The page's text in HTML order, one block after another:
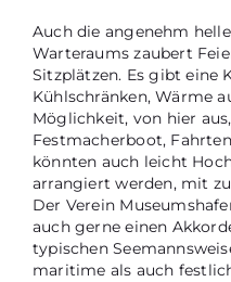
Auch die angenehm
Warteraums zaubert
Sitzplätzen. Es gibt eine
Kühlschränken, Wärme
Möglichkeit, von hier
Festmacherboot,
könnten auch leicht
arrangiert werden, mit
Der Verein
auch gerne einen
typischen
maritime als auch